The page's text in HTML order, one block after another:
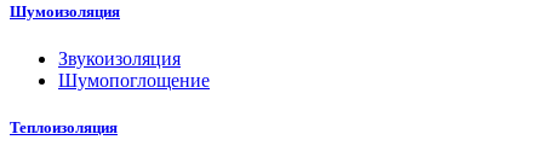
Шумоизоляция
Звукоизоляция
Шумопоглощение
Теплоизоляция